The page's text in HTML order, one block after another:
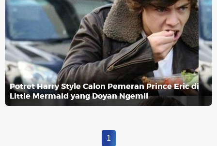
Potret Harry Style Calon Pemeran Prince Eric di
Little Mermaid yang Doyan Ngemil
1